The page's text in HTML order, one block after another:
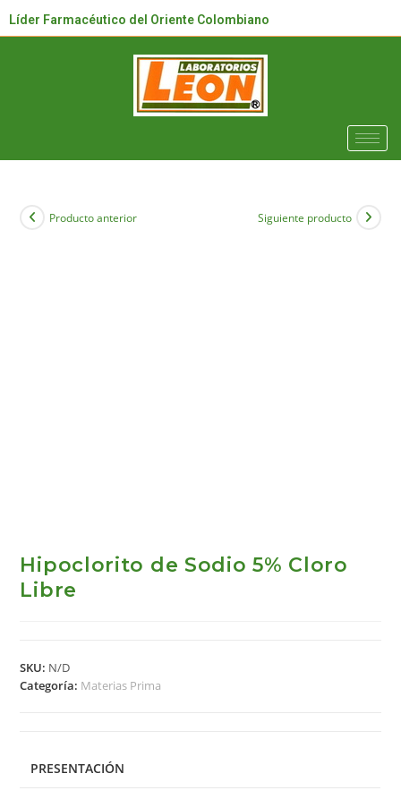
Líder Farmacéutico del Oriente Colombiano
Producto anterior Siguiente producto
Hipoclorito de Sodio 5% Cloro
Libre
SKU: N/D
Categoría: Materias Prima
PRESENTACIÓN